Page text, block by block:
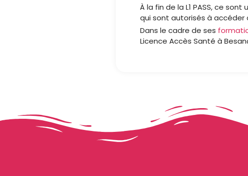
À la fin de la L1 PASS, ce
qui sont autorisés à accéder
Dans le cadre de ses
Licence Accès Santé à